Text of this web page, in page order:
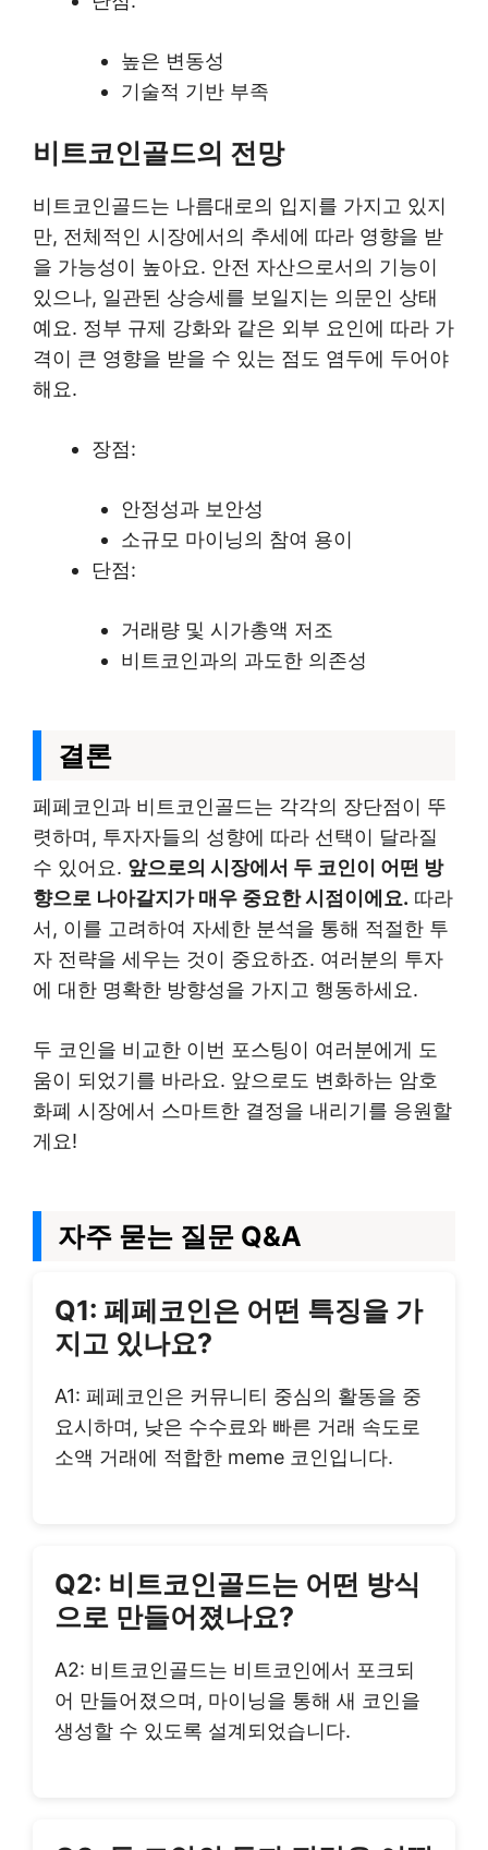
높은 변동성
기술적 기반 부족
비트코인골드의 전망
비트코인골드는 나름대로의 입지를 가지고 있지
만, 전체적인 시장에서의 추세에 따라 영향을 받
을 가능성이 높아요. 안전 자산으로서의 기능이
있으나, 일관된 상승세를 보일지는 의문인 상태
예요. 정부 규제 강화와 같은 외부 요인에 따라 가
격이 큰 영향을 받을 수 있는 점도 염두에 두어야
해요.
장점:
안정성과 보안성
소규모 마이닝의 참여 용이
단점:
거래량 및 시가총액 저조
비트코인과의 과도한 의존성
결론
페페코인과 비트코인골드는 각각의 장단점이 뚜
렷하며, 투자자들의 성향에 따라 선택이 달라질
수 있어요. 앞으로의 시장에서 두 코인이 어떤 방
향으로 나아갈지가 매우 중요한 시점이에요. 따라
서, 이를 고려하여 자세한 분석을 통해 적절한 투
자 전략을 세우는 것이 중요하죠. 여러분의 투자
에 대한 명확한 방향성을 가지고 행동하세요.
두 코인을 비교한 이번 포스팅이 여러분에게 도
움이 되었기를 바라요. 앞으로도 변화하는 암호
화폐 시장에서 스마트한 결정을 내리기를 응원할
게요!
자주 묻는 질문 Q&A
Q1: 페페코인은 어떤 특징을 가
지고 있나요?
A1: 페페코인은 커뮤니티 중심의 활동을 중
요시하며, 낮은 수수료와 빠른 거래 속도로
소액 거래에 적합한 meme 코인입니다.
Q2: 비트코인골드는 어떤 방식
으로 만들어졌나요?
A2: 비트코인골드는 비트코인에서 포크되
어 만들어졌으며, 마이닝을 통해 새 코인을
생성할 수 있도록 설계되었습니다.